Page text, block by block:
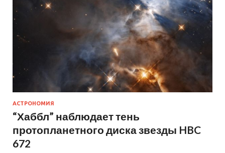
АСТРОНОМИЯ
“Хаббл” наблюдает тень
протопланетного диска звезды HBC
672